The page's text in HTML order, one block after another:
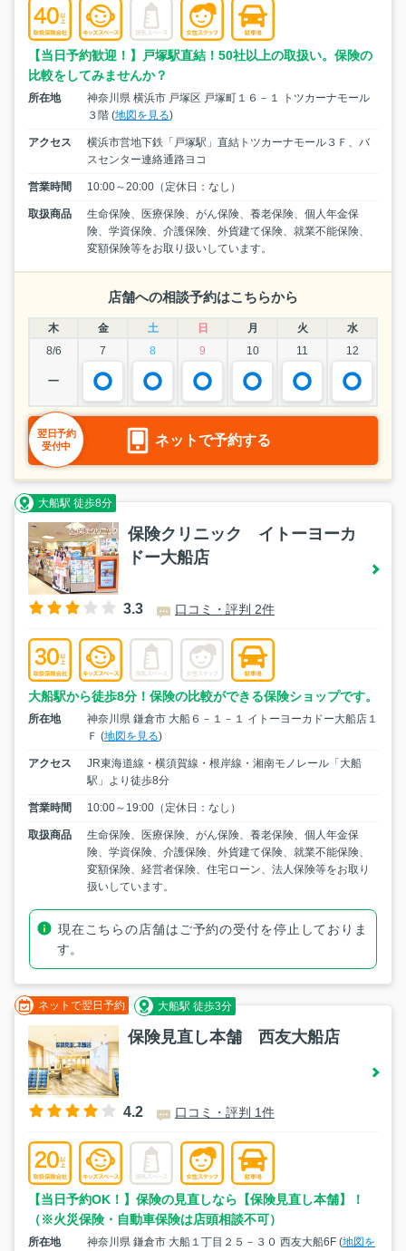
【当日予約歓迎！】戸塚駅直結！50社以上の取扱い。保険の
比較をしてみませんか？
所在地
神奈川県 横浜市 戸塚区 戸塚町１６－１ トツカーナモール
３階 (地図を見る)
アクセス
横浜市営地下鉄「戸塚駅」直結トツカーナモール３Ｆ、バ
スセンター連絡通路ヨコ
営業時間 10:00～20:00（定休日：なし）
取扱商品
生命保険、医療保険、がん保険、養老保険、個人年金保
険、学資保険、介護保険、外貨建て保険、就業不能保険、
変額保険等をお取り扱いしています。
店舗への相談予約はこちらから
木 金 土 日 月 火
水
8/6
7 8 9 10 11 12
ー
ネットで予約する
翌日予約
受付中
大船駅 徒歩8分
保険クリニック イトーヨーカ
ドー大船店
3.3 口コミ・評判 2件
大船駅から徒歩8分！保険の比較ができる保険ショップです。
所在地
神奈川県 鎌倉市 大船６－１－１ イトーヨーカドー大船店１
Ｆ (地図を見る)
アクセス
JR東海道線・横須賀線・根岸線・湘南モノレール「大船
駅」より徒歩8分
営業時間 10:00～19:00（定休日：なし）
取扱商品
生命保険、医療保険、がん保険、養老保険、個人年金保
険、学資保険、介護保険、外貨建て保険、就業不能保険、
変額保険、経営者保険、住宅ローン、法人保険等をお取り
扱いしています。
現在こちらの店舗はご予約の受付を停止しておりま
す。
ネットで翌日予約 大船駅 徒歩3分
保険見直し本舗 西友大船店
4.2 口コミ・評判 1件
【当日予約OK！】保険の見直しなら【保険見直し本舗】！
（※火災保険・自動車保険は店頭相談不可）
所在地 神奈川県 鎌倉市 大船１丁目２５－３０ 西友大船6F (地図を